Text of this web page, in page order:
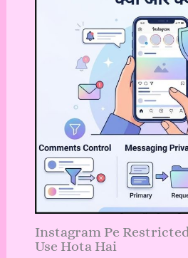
Instagram Pe
Use Hota Hai